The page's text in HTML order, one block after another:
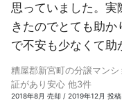
思っていました。実
きたのでとても助
で不安も少なくて助
糟屋郡新宮町の分譲マン
証があり安心 他3件
2018年8月 売却 / 2019年12月 投稿